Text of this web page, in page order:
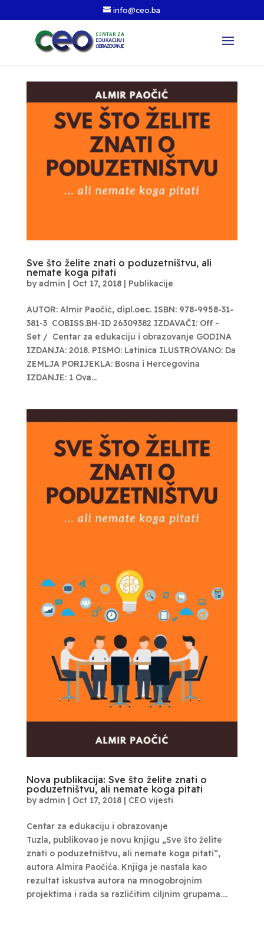
info@ceo.ba
Sve što želite znati o poduzetništvu, ali
nemate koga pitati
byadmin | Oct 17, 2018| Publikacije
AUTOR: Almir Paočić, dipl.oec. ISBN: 978-9958-31-
381-3 COBISS.BH-ID 26309382 IZDAVAČI: Off –
Set / Centar za edukaciju i obrazovanje GODINA
IZDANJA: 2018. PISMO: Latinica ILUSTROVANO: Da
ZEMLJA PORIJEKLA: Bosna i Hercegovina
IZDANJE: 1 Ova...
Nova publikacija: Sve što želite znati o
poduzetništvu, ali nemate koga pitati
byadmin | Oct 17, 2018| CEO vijesti
Centar za edukaciju i obrazovanje
Tuzla, publikovao je novu knjigu „Sve što želite
znati o poduzetništvu, ali nemate koga pitati“,
autora Almira Paočića. Knjiga je nastala kao
rezultat iskustva autora na mnogobrojnim
projektima i rada sa različitim ciljnim grupama....